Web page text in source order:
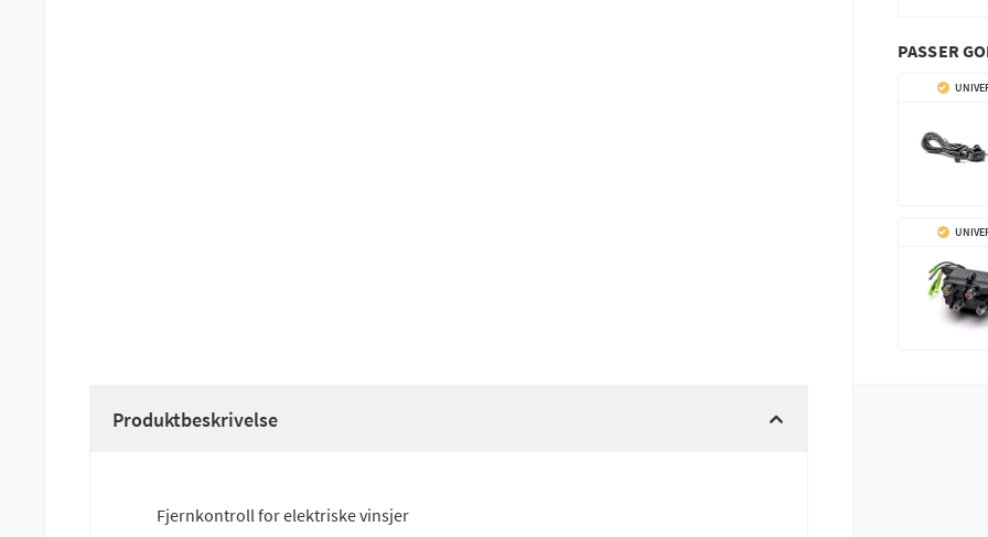
PASSER
Produktbeskrivelse
Fjernkontroll for elektriske vinsjer